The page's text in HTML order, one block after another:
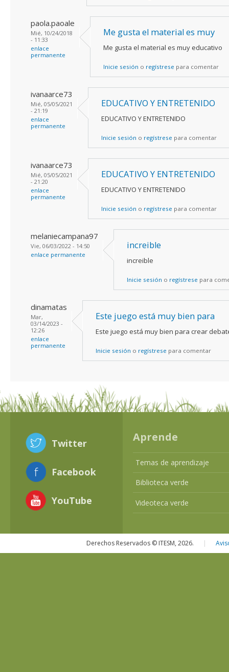
paola.paoale
Mié, 10/24/2018
- 11:33
enlace
permanente
Me gusta el material es muy
Me gusta el material es muy educativo
Inicie sesión o regístrese para comentar
ivanaarce73
Mié, 05/05/2021
- 21:19
enlace
permanente
EDUCATIVO Y ENTRETENIDO
EDUCATIVO Y ENTRETENIDO
Inicie sesión o regístrese para comentar
ivanaarce73
Mié, 05/05/2021
- 21:20
enlace
permanente
EDUCATIVO Y ENTRETENIDO
EDUCATIVO Y ENTRETENIDO
Inicie sesión o regístrese para comentar
melaniecampana97
Vie, 06/03/2022 - 14:50
enlace permanente
increible
increible
Inicie sesión o regístrese para
dinamatas
Mar,
03/14/2023 -
12:26
enlace
permanente
Este juego está muy bien para
Este juego está muy bien para crear
Inicie sesión o regístrese para comentar
Twitter
Facebook
YouTube
Aprende
Temas de aprendizaje
Biblioteca verde
Videoteca verde
Derechos Reservados © ITESM, 2026. |